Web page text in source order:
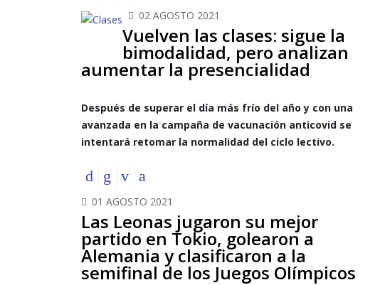
02 AGOSTO 2021
Vuelven las clases: sigue la
bimodalidad, pero analizan
aumentar la presencialidad
Después de superar el día más frío del año y con una
avanzada en la campaña de vacunación anticovid se
intentará retomar la normalidad del ciclo lectivo.
01 AGOSTO 2021
Las Leonas jugaron su mejor
partido en Tokio, golearon a
Alemania y clasificaron a la
semifinal de los Juegos Olímpicos